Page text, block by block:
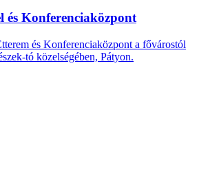
és Konferenciaközpont
és Konferenciaközpont a fővárostól
tó közelségében, Pátyon.